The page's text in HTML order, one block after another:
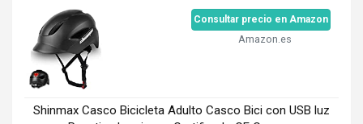
Consultar precio en Amazon
Amazon.es
Shinmax Casco Bicicleta Adulto Casco Bici con USB luz